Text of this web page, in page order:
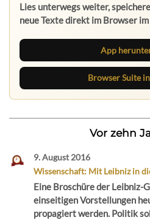
Lies unterwegs weiter,
neue Texte direkt im Browser
App
Browser Suite
Vor zehn
9. August 2016
Wissenschaft: Mit Leibniz in
Eine Broschüre der Leibniz-
einseitigen Vorstellungen
propagiert werden. Politik